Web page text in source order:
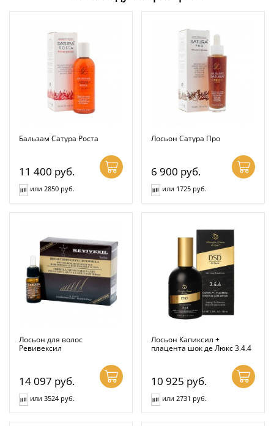
Бальзам Сатура Роста
11 400 руб.
или 2850 руб.
Лосьон Сатура Про
6 900 руб.
или 1725 руб.
Лосьон для волос
Ревивексил
14 097 руб.
или 3524 руб.
Лосьон Капиксил +
плацента шок де Люкс 3.4.4
10 925 руб.
или 2731 руб.